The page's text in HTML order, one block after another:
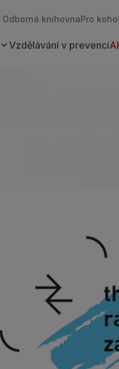
Odborná knihovnaPro koho
Vzdělávání v prevenci